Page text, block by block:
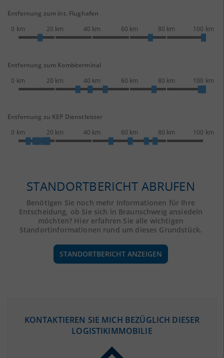
Entfernung zum int. Flughafen
0 km
20 km 40 km 60 km 80 km 100 km
Entfernung zum Kombiterminal
0 km
20 km 40 km 60 km 80 km 100 km
Entfernung zu KEP Dienstleister
0 km
20 km 40 km 60 km 80 km 100 km
STANDORTBERICHT ABRUFEN
Benötigen Sie noch mehr Informationen für Ihre
Entscheidung, ob Sie sich in Braunschweig ansiedeln
möchten? Hier erfahren Sie alle wichtigen
Standortinformationen rund um dieses Grundstück.
STANDORTBERICHT ANZEIGEN
(STAND: 12/2019)
KONTAKTIEREN SIE MICH BEZÜGLICH DIESER
LOGISTIKIMMOBILIE